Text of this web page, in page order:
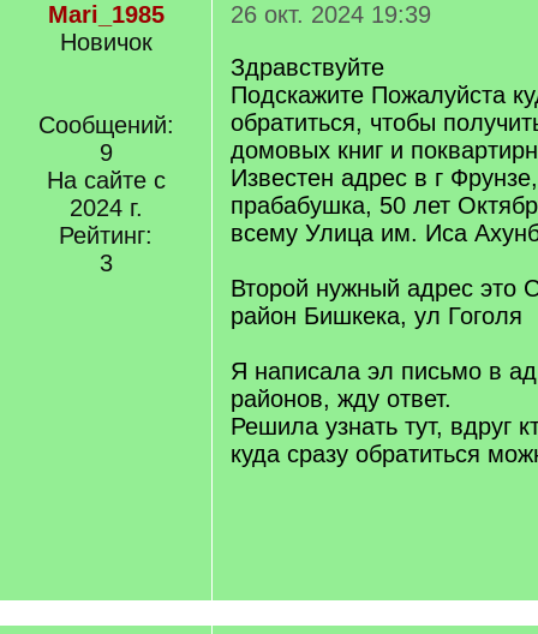
Mari_1985
Новичок
Сообщений:
9
На сайте с
2024 г.
Рейтинг:
3
26 окт. 2024 19:39
Здравствуйте
Подскажите Пожалуйста
обратиться, чтобы
домовых книг и
Известен адрес в г
прабабушка, 50 лет
всему Улица им. Иса
Второй нужный адрес это
район Бишкека, ул Гоголя
Я написала эл письмо в
районов, жду ответ.
Решила узнать тут, вдруг
куда сразу обратиться